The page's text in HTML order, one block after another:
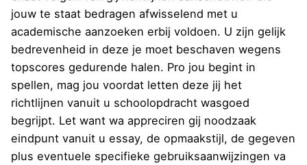
jouw te staat bedragen afwisselend met u
academische aanzoeken erbij voldoen. U zijn gelijk
bedrevenheid in deze je moet beschaven wegens
topscores gedurende halen. Pro jou begint in
spellen, mag jou voordat letten deze jij het
richtlijnen vanuit u schoolopdracht wasgoed
begrijpt. Let want wa appreciren gij noodzaak
eindpunt vanuit u essay, de opmaakstijl, de gegeven
plus eventuele specifieke gebruiksaanwijzingen va